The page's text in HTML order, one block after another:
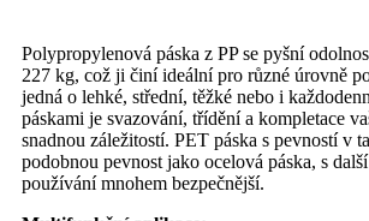
Polypropylenová páska z PP se pyšní
227 kg, což ji činí ideální pro různé úrovně
jedná o lehké, střední, těžké nebo i
páskami je svazování, třídění a kompletace
snadnou záležitostí. PET páska s pevností v
podobnou pevnost jako ocelová páska, s
používání mnohem bezpečnější.